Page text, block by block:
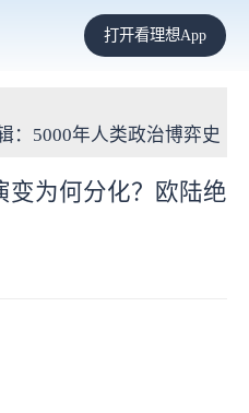
打开看理想App
：5000年人类政治博弈史
变为何分化？欧陆绝